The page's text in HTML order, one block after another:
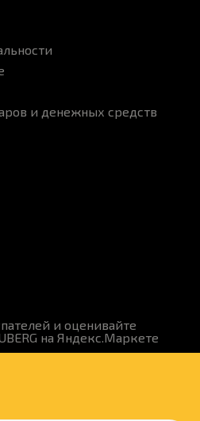
и денежных средств